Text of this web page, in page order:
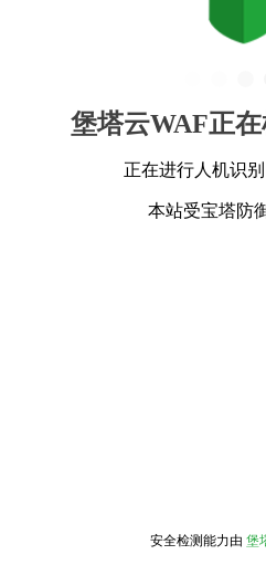
堡塔云WAF正
正在进行人机识
本站受宝塔防
安全检测能力由 堡